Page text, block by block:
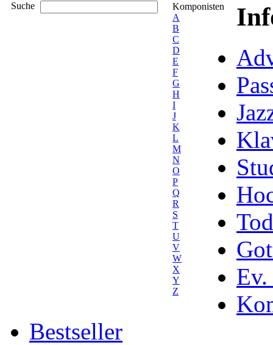
Suche
Komponisten
A
B
C
D
E
F
G
H
I
J
K
L
M
N
O
P
Q
R
S
T
U
V
W
X
Y
Z
Ev.
Bestseller